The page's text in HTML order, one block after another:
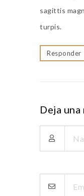
sagittis
turpis.
Responder
Deja